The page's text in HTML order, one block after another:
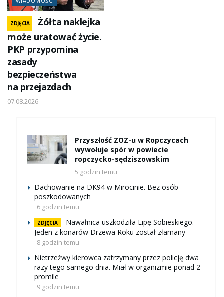
ZDJĘCIA
Żółta naklejka
może uratować życie.
PKP przypomina
zasady
bezpieczeństwa
na przejazdach
07.08.2026
Przyszłość ZOZ-u w Ropczycach
wywołuje spór w powiecie
ropczycko-sędziszowskim
5 godzin temu
Dachowanie na DK94 w Mirocinie. Bez osób
poszkodowanych
6 godzin temu
ZDJĘCIA
Nawałnica uszkodziła Lipę Sobieskiego.
Jeden z konarów Drzewa Roku został złamany
8 godzin temu
Nietrzeźwy kierowca zatrzymany przez policję dwa
razy tego samego dnia. Miał w organizmie ponad 2
promile
9 godzin temu